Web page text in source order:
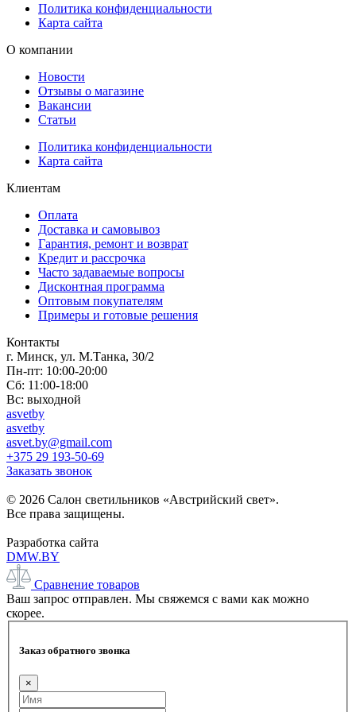
Политика конфиденциальности
Карта сайта
О компании
Новости
Отзывы о магазине
Вакансии
Статьи
Политика конфиденциальности
Карта сайта
Клиентам
Оплата
Доставка и самовывоз
Гарантия, ремонт и возврат
Кредит и рассрочка
Часто задаваемые вопросы
Дисконтная программа
Оптовым покупателям
Примеры и готовые решения
Контакты
г. Минск, ул. М.Танка, 30/2
Пн-пт: 10:00-20:00
Сб: 11:00-18:00
Вс: выходной
asvetby
asvetby
asvet.by@gmail.com
+375 29 193-50-69
Заказать звонок
© 2026 Салон светильников «Австрийский свет».
Все права защищены.
Разработка сайта
DMW.BY
Сравнение товаров
Ваш запрос отправлен. Мы свяжемся с вами как можно
скорее.
Заказ обратного звонка
×